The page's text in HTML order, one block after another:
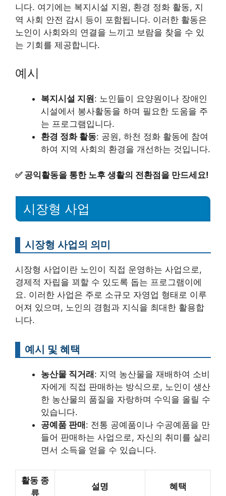
니다. 여기에는 복지시설 지원, 환경 정화 활동, 지
역 사회 안전 감시 등이 포함됩니다. 이러한 활동은
노인이 사회와의 연결을 느끼고 보람을 찾을 수 있
는 기회를 제공합니다.
예시
복지시설 지원: 노인들이 요양원이나 장애인
시설에서 봉사활동을 하며 필요한 도움을 주
는 프로그램입니다.
환경 정화 활동: 공원, 하천 정화 활동에 참여
하여 지역 사회의 환경을 개선하는 것입니다.
✅ 공익활동을 통한 노후 생활의 전환점을 만드세요!
시장형 사업
시장형 사업의 의미
시장형 사업이란 노인이 직접 운영하는 사업으로,
경제적 자립을 꾀할 수 있도록 돕는 프로그램이에
요. 이러한 사업은 주로 소규모 자영업 형태로 이루
어져 있으며, 노인의 경험과 지식을 최대한 활용합
니다.
예시 및 혜택
농산물 직거래 : 지역 농산물을 재배하여 소비
자에게 직접 판매하는 방식으로, 노인이 생산
한 농산물의 품질을 자랑하며 수익을 올릴 수
있습니다.
공예품 판매 : 전통 공예품이나 수공예품을 만
들어 판매하는 사업으로, 자신의 취미를 살리
면서 소득을 얻을 수 있습니다.
활동 종
류
설명 혜택